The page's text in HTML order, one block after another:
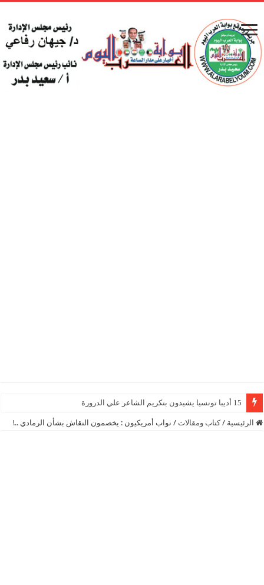
15 أديبا تونسيا يشيدون بتكريم الشاعر علي الدرورة
الرئيسية / كتاب ومقالات / نواب أمريكيون : يخصمون النقاش بشأن الرمادي ..!